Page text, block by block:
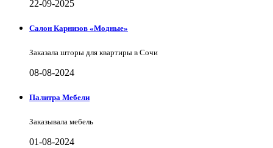
22-09-2025
Салон Карнизов «Модные»
Заказала шторы для квартиры в Сочи
08-08-2024
Палитра Мебели
Заказывала мебель
01-08-2024